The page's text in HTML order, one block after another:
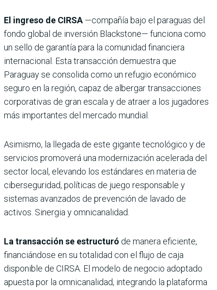
El ingreso de CIRSA —compañía bajo el paraguas del
fondo global de inversión Blackstone— funciona como
un sello de garantía para la comunidad financiera
internacional. Esta transacción demuestra que
Paraguay se consolida como un refugio económico
seguro en la región, capaz de albergar transacciones
corporativas de gran escala y de atraer a los jugadores
más importantes del mercado mundial.
Asimismo, la llegada de este gigante tecnológico y de
servicios promoverá una modernización acelerada del
sector local, elevando los estándares en materia de
ciberseguridad, políticas de juego responsable y
sistemas avanzados de prevención de lavado de
activos. Sinergia y omnicanalidad.
La transacción se estructuró de manera eficiente,
financiándose en su totalidad con el flujo de caja
disponible de CIRSA. El modelo de negocio adoptado
apuesta por la omnicanalidad, integrando la plataforma